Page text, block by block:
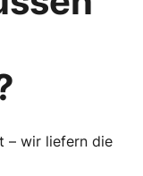
– wir liefern die